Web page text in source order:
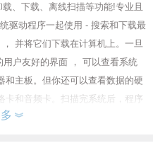
、下载、离线扫描等功能!专业且
驱动程序一起使用 - 搜索和下载最
并将它们下载在计算机上。一旦
户友好的界面 ， 可以查看系统
和主板。但你还可以查看数据的硬
卡和音频卡。扫描完系统后，程序
的版本并安装。
驱动程序，保持所有的驱动都在